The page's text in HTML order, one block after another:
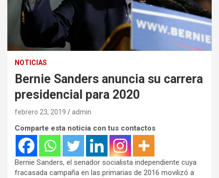
NOTICIAS
Bernie Sanders anuncia su carrera
presidencial para 2020
febrero 23, 2019 admin
Comparte esta noticia con tus contactos
Bernie Sanders, el senador socialista independiente cuya
fracasada campaña en las primarias de 2016 movilizó a